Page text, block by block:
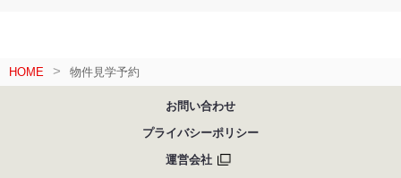
HOME 物件見学予約
お問い合わせ
プライバシーポリシー
運営会社